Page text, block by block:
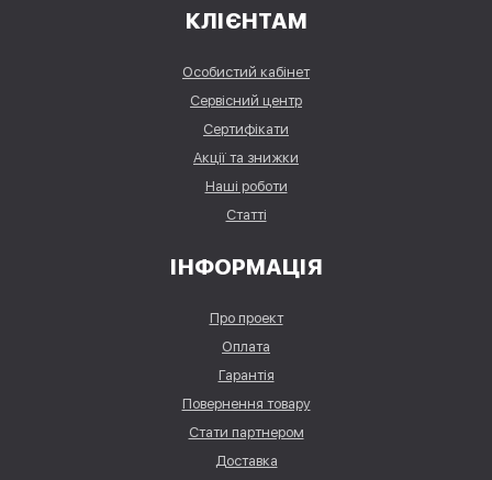
КЛІЄНТАМ
Особистий кабінет
Сервісний центр
Сертифікати
Акції та знижки
Наші роботи
Статті
ІНФОРМАЦІЯ
Про проект
Оплата
Гарантія
Повернення товару
Стати партнером
Доставка